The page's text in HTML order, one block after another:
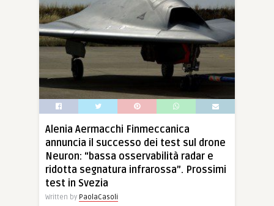
Alenia Aermacchi Finmeccanica
annuncia il successo dei test sul drone
Neuron: “bassa osservabilità radar e
ridotta segnatura infrarossa”. Prossimi
test in Svezia
Written by PaolaCasoli